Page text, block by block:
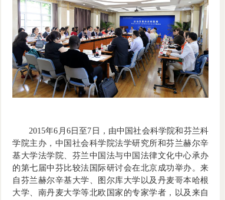
2015年6月6日至7日，由中国社会科学院和芬兰科
学院主办，中国社会科学院法学研究所和芬兰赫尔辛
基大学法学院、芬兰中国法与中国法律文化中心承办
的第七届中芬比较法国际研讨会在北京成功举办。来
自芬兰赫尔辛基大学、图尔库大学以及丹麦哥本哈根
大学、南丹麦大学等北欧国家的专家学者，以及来自